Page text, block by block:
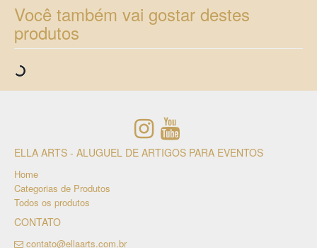
Você também vai gostar destes
produtos
ELLA ARTS - ALUGUEL DE ARTIGOS PARA EVENTOS
Home
Categorias de Produtos
Todos os produtos
CONTATO
contato@ellaarts.com.br